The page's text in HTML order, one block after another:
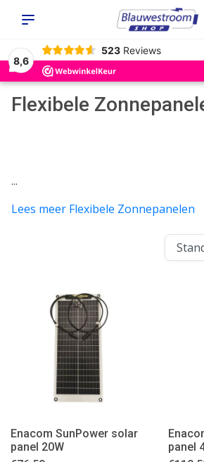
8,6
523 Reviews
Flexibele
...
Lees meer Flexibele Zonnepanelen
Enacom SunPower solar
panel 20W
panel